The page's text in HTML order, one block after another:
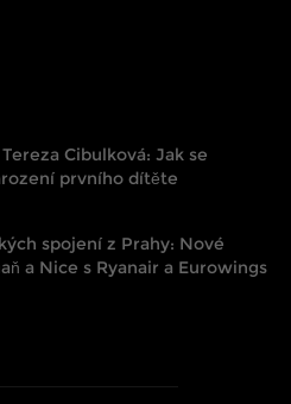
Cibulková: Jak se
prvního dítěte
spojení z Prahy: Nové
a Nice s Ryanair a Eurowings